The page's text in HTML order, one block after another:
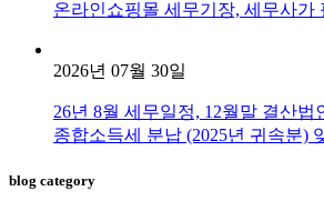
온라인쇼핑몰 세무기장, 세무사가
2026년 07월 30일
26년 8월 세무일정, 12월말 결산법
종합소득세 분납 (2025년 귀속분)
blog category